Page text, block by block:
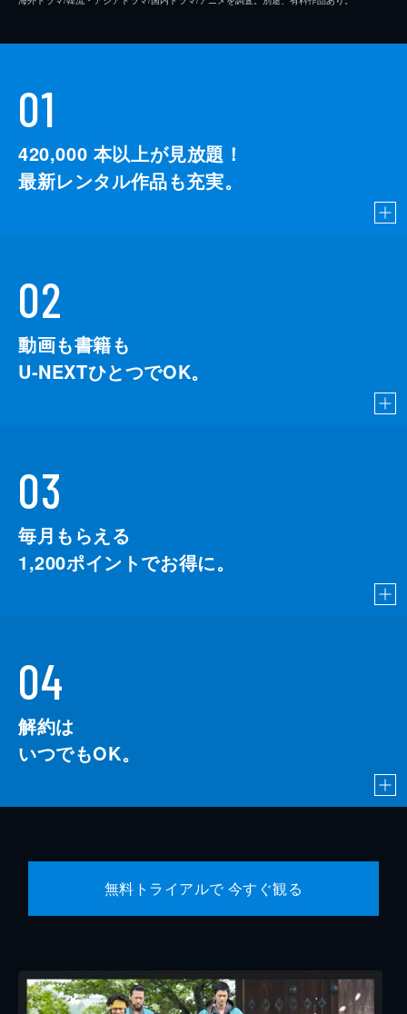
01
420,000 本以上が見放題！
最新レンタル作品も充実。
02
動画も書籍も
U-NEXTひとつでOK。
03
毎月もらえる
1,200ポイントでお得に。
04
解約は
いつでもOK。
無料トライアルで 今すぐ観る